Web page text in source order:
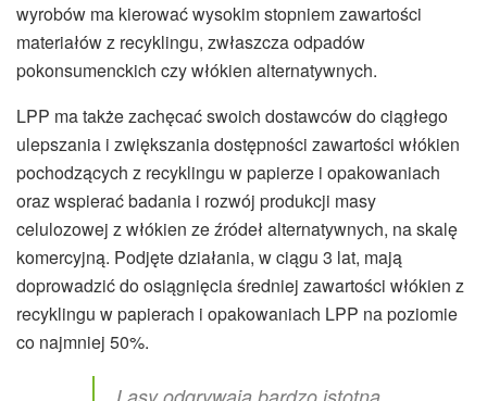
wyrobów ma kierować wysokim stopniem zawartości
materiałów z recyklingu, zwłaszcza odpadów
pokonsumenckich czy włókien alternatywnych.
LPP ma także zachęcać swoich dostawców do ciągłego
ulepszania i zwiększania dostępności zawartości włókien
pochodzących z recyklingu w papierze i opakowaniach
oraz wspierać badania i rozwój produkcji masy
celulozowej z włókien ze źródeł alternatywnych, na skalę
komercyjną. Podjęte działania, w ciągu 3 lat, mają
doprowadzić do osiągnięcia średniej zawartości włókien z
recyklingu w papierach i opakowaniach LPP na poziomie
co najmniej 50%.